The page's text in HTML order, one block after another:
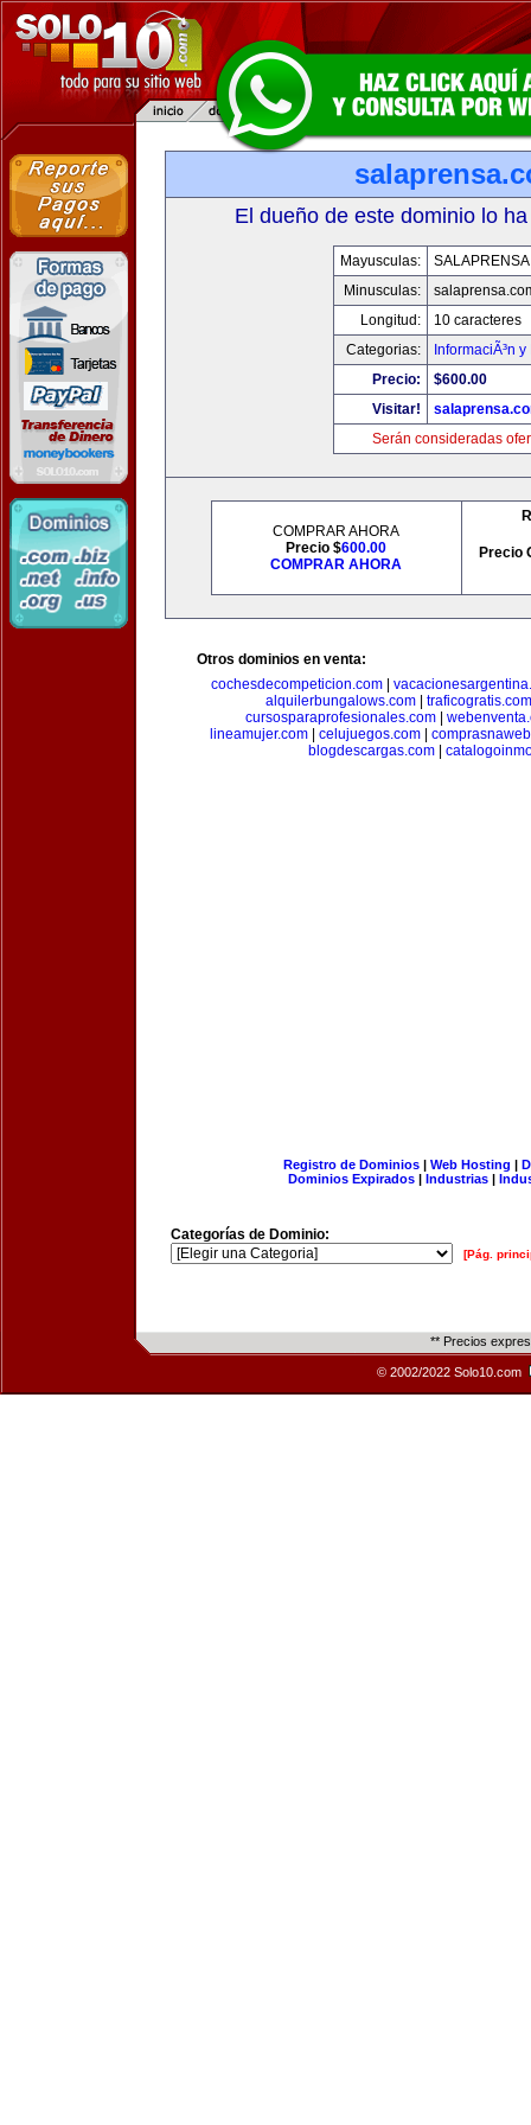
El dueño de este dominio lo
Mayusculas:
Minusculas:
Longitud:
10 caracteres
Categorias:
InformaciÃ³n
Precio:
$600.00
Visitar!
Serán consideradas
COMPRAR AHORA
Precio $600.00
COMPRAR AHORA
Precio
Otros dominios en venta:
cochesdecompeticion.com
alquilerbungalows.com| traficogratis.com
cursosparaprofesionales.com|
lineamujer.com| celujuegos.com|
blogdescargas.com|
Registro de Dominios| Web Hosting |
Dominios Expirados | Industrias |
Categorías de Dominio:
[Pág.
** Precios
© 2002/2022 Solo10.com